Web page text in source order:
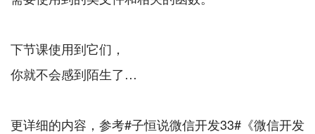
下节课使用到它们，
你就不会感到陌生了…
更详细的内容，参考#子恒说微信开发33#《微信开发